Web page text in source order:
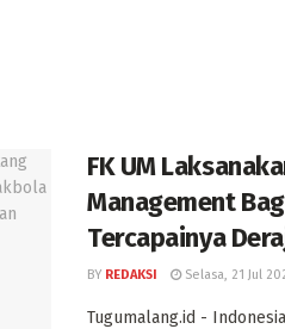
FK UM
Management
Tercapainya
BY REDAKSI Selasa, 21 Jul
Tugumalang.id -